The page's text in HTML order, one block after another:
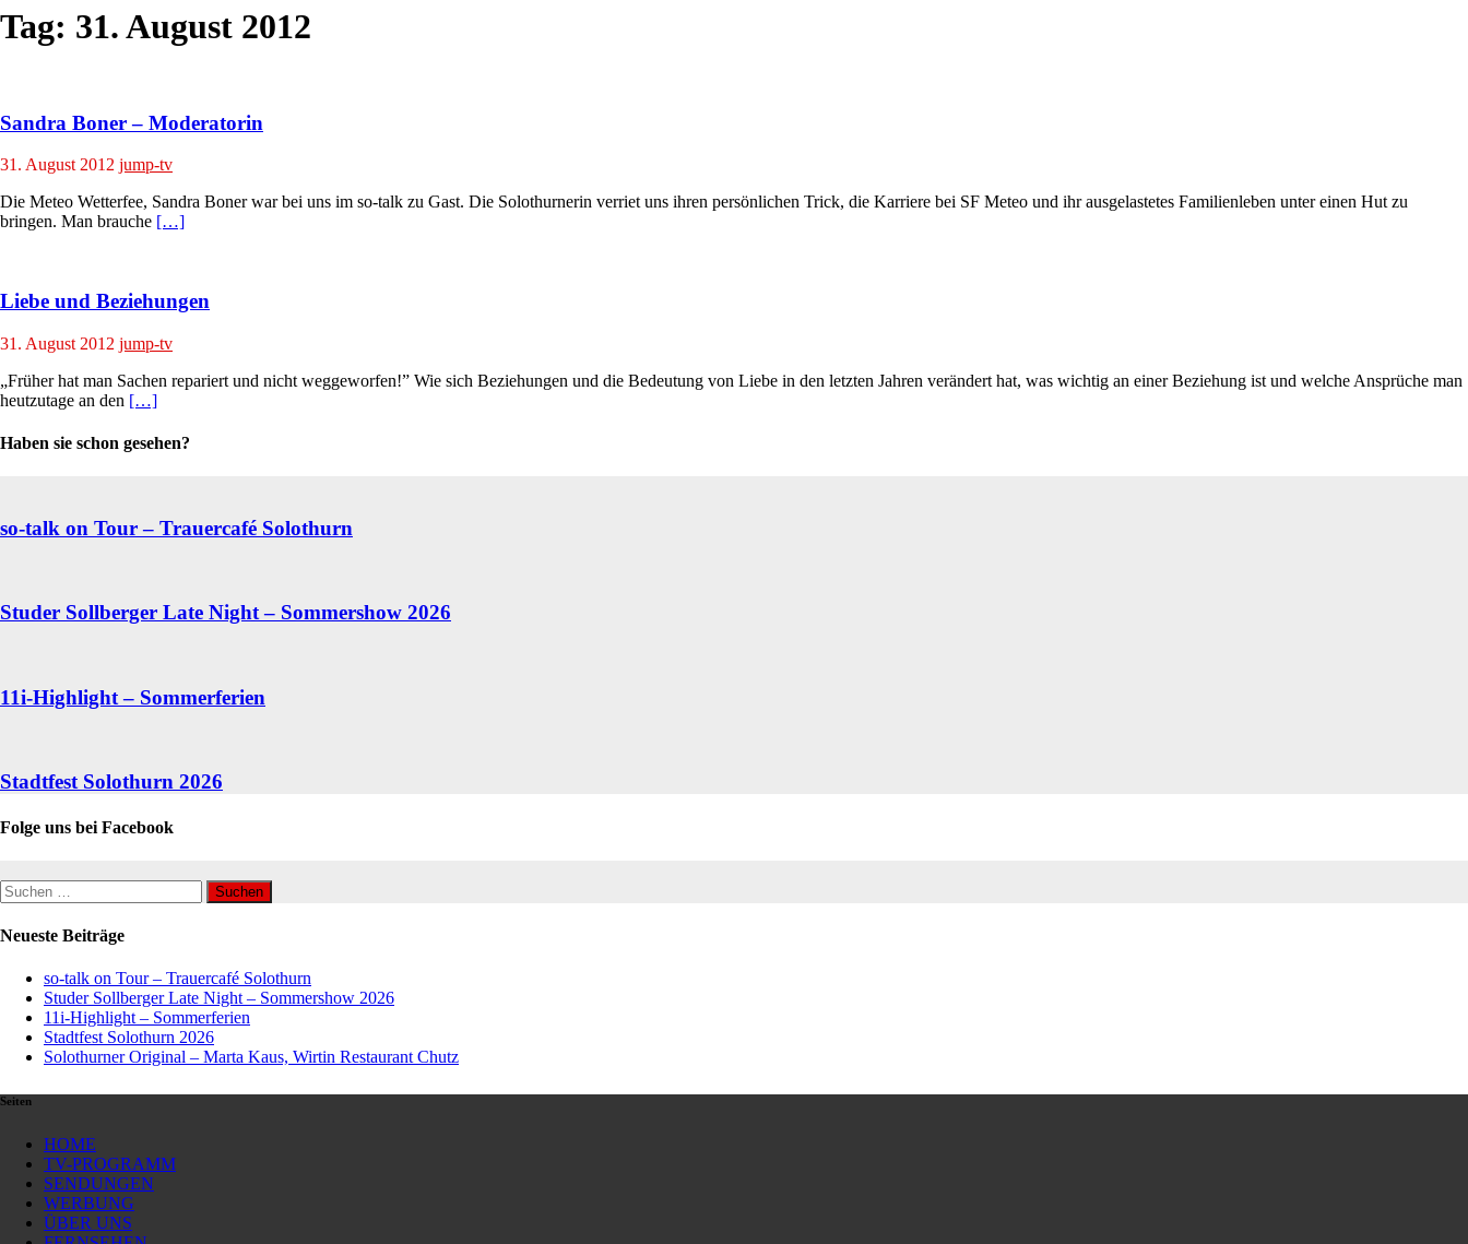
Tag: 31. August 2012
Sandra Boner – Moderatorin
31. August 2012 jump-tv
Die Meteo Wetterfee, Sandra Boner war bei uns im so-talk zu Gast. Die Solothurnerin verriet uns ihren persönlichen Trick, die Karriere bei SF Meteo und ihr ausgelastetes Familienleben unter einen Hut zu
bringen. Man brauche […]
Liebe und Beziehungen
31. August 2012 jump-tv
„Früher hat man Sachen repariert und nicht weggeworfen!” Wie sich Beziehungen und die Bedeutung von Liebe in den letzten Jahren verändert hat, was wichtig an einer Beziehung ist und welche Ansprüche man
heutzutage an den […]
Haben sie schon gesehen?
so-talk on Tour – Trauercafé Solothurn
Studer Sollberger Late Night – Sommershow 2026
11i-Highlight – Sommerferien
Stadtfest Solothurn 2026
Folge uns bei Facebook
Suchen
nach:
Neueste Beiträge
so-talk on Tour – Trauercafé Solothurn
Studer Sollberger Late Night – Sommershow 2026
11i-Highlight – Sommerferien
Stadtfest Solothurn 2026
Solothurner Original – Marta Kaus, Wirtin Restaurant Chutz
Seiten
HOME
TV-PROGRAMM
SENDUNGEN
WERBUNG
ÜBER UNS